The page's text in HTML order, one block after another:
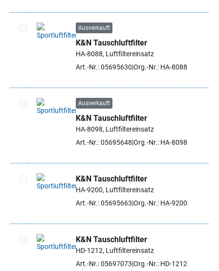
Artikel auswählen
Ausverkauft
K&N Tauschluftfilter
HA-8088, Luftfiltereinsatz
Art.-Nr.: 05695630 Org.-Nr.: HA-8088
Artikel auswählen
Ausverkauft
K&N Tauschluftfilter
HA-8098, Luftfiltereinsatz
Art.-Nr.: 05695648 Org.-Nr.: HA-8098
Artikel auswählen
K&N Tauschluftfilter
HA-9200, Luftfiltereinsatz
Art.-Nr.: 05695663 Org.-Nr.: HA-9200
Artikel auswählen
K&N Tauschluftfilter
HD-1212, Luftfiltereinsatz
Art.-Nr.: 05697073 Org.-Nr.: HD-1212